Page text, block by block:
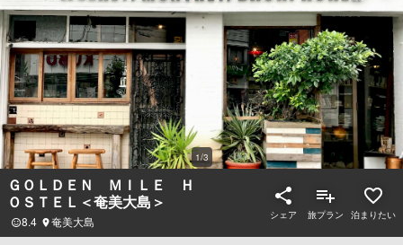
1/3
ＧＯＬＤＥＮ ＭＩＬＥ Ｈ
ＯＳＴＥＬ＜奄美大島＞
8.4 奄美大島 シェア 旅プラン 泊まりたい